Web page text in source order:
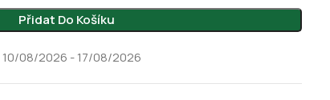
Přidat Do Košíku
10/08/2026 - 17/08/2026